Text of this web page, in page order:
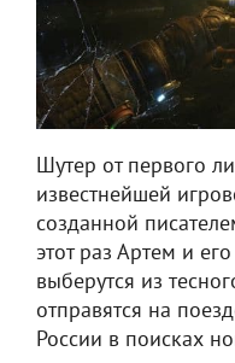
Шутер от первого
известнейшей
созданной
этот раз Артем и
выберутся из
отправятся на
России в поисках